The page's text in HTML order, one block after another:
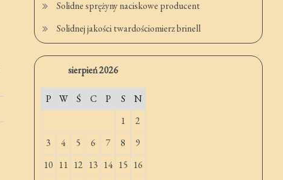
Solidne sprężyny naciskowe producent
Solidnej jakości twardościomierz brinell
sierpień 2026
P W Ś C P S
N
1
2
3
4 5 6 7 8
9
10 11 12 13 14 15 16